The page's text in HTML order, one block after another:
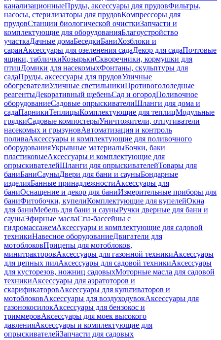
канализационныеПруды, аксессуары для прудовФильтры,
насосы, стерилизаторы для прудовКомпрессоры для
прудовСтанции биологической очисткиЗапчасти и
комплектующие для оборудованияБлагоустройство
участкаДачные домаБеседкиБаниХозблоки и
сараиАксессуары для озеленения садаДекор для садаПочтовые
ящики, табличкиКозырькиСкворечники, кормушки для
птицДомики для насекомыхФонтаны, скульптуры для
садаПруды, аксессуары для прудовУличные
обогревателиУличные светильникиПротивогололедные
реагентыДекоративный щебеньСад и огородПоливочное
оборудованиеСадовые опрыскивателиШланги для дома и
садаПарникиТеплицыКомплектующие для теплицМодульные
грядкиСадовые компостерыУничтожители, отпугиватели
насекомых и грызуновАвтоматизация и контроль
поливаАксессуары и комплектующие для поливочного
оборудованияУкрывные материалыБочки, баки
пластиковыеАксессуары и комплектующие для
опрыскивателейШланги для опрыскивателейТовары для
баниБаниСауныДвери для бани и сауныБондарные
изделияБанные принадлежностиАксессуары для
баниОснащение и декор для баниИзмерительные приборы для
баниФитобочки, купелиКомплектующие для купелейОкна
для баниМебель для бани и сауныРучки дверные для бани и
сауныЭфирные маслаСпа-бассейны с
гидромассажемАксессуары и комплектующие для садовой
техникиНавесное оборудованиеДвигатели для
мотоблоковПрицепы для мотоблоков,
минитракторовАксессуары для газонной техникиАксессуары
для цепных пилАксессуары для садовой техникиАксессуары
для кусторезов, ножниц садовыхМоторные масла для садовой
техникиАксессуары для аэратоторов и
скарификаторовАксессуары для культиваторов и
мотоблоковАксессуары для воздуходувокАксессуары для
газонокосилокАксессуары для бензокос и
триммеровАксессуары для моек высокого
давленияАксессуары и комплектующие для
опрыскивателейЗапчасти для садовых